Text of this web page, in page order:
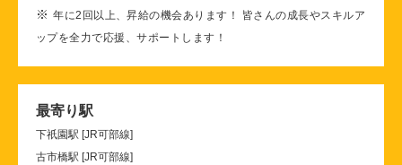
※年に2回以上、昇給の機会あります！ 皆さんの成長やスキルア
ップを全力で応援、サポートします！
最寄り駅
下祇園駅 [JR可部線]
古市橋駅 [JR可部線]